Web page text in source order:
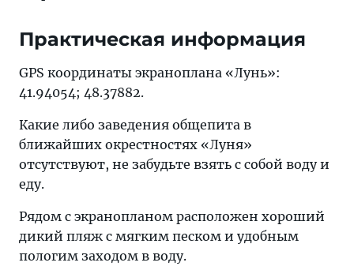
Практическая информация
GPS координаты экраноплана «Лунь»:
41.94054; 48.37882.
Какие либо заведения общепита в
ближайших окрестностях «Луня»
отсутствуют, не забудьте взять с собой воду и
еду.
Рядом с экранопланом расположен хороший
дикий пляж с мягким песком и удобным
пологим заходом в воду.